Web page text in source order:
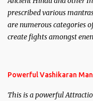
unparalleled beauty, in
invincible demon.
prescribed various
are numerous categories
create fights amongst
remove enemies from
Stambhan – To immobile
Powerful Vashikaran
This is a powerful